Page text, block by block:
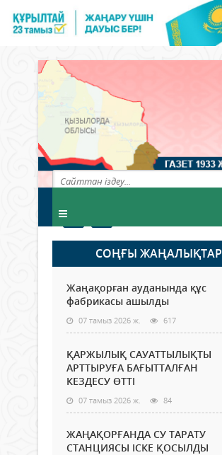
СОҢҒЫ ЖАҢАЛЫҚТАР
Жаңақорған ауданында құс
фабрикасы ашылды
07 тамыз 2026 ж. 617
ҚАРЖЫЛЫҚ САУАТТЫЛЫҚТЫ
АРТТЫРУҒА БАҒЫТТАЛҒАН
КЕЗДЕСУ ӨТТІ
07 тамыз 2026 ж. 84
ЖАҢАҚОРҒАНДА СУ ТАРАТУ
СТАНЦИЯСЫ ІСКЕ ҚОСЫЛДЫ